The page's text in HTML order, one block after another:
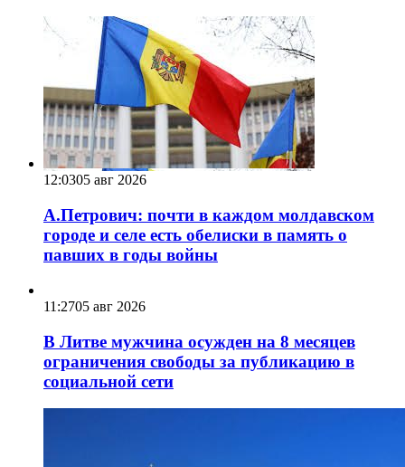
12:0305 авг 2026
А.Петрович: почти в каждом молдавском
городе и селе есть обелиски в память о
павших в годы войны
11:2705 авг 2026
В Литве мужчина осужден на 8 месяцев
ограничения свободы за публикацию в
социальной сети